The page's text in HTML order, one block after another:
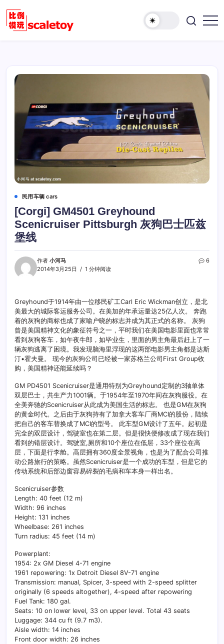
正
欢
型
玩
具
天
地！
民用车辆 cars
[Corgi] GM4501 Greyhound
Scenicruiser Pittsburgh 灰狗巴士匹兹
堡线
作者 小河马
2014年3月25日
1 分钟阅读
6
Greyhound于1914年由一位移民矿工Carl Eric Wickman创立，是北
美最大的城际客运服务公司。在美加的年承运量达25亿人次。 奔跑
着的灰狗的商标也成了家喻户晓的标志并成为其正式的名称。 灰狗
曾是美国精神文化的象征符号之一，平时我们在美国电影里面也常常
看到灰狗客车，如午夜牛郎，如毕业生，里面的男主角最后赶上了一
辆灰狗逃离了困境。我发现脑海里浮现的这两部电影男主角都是达斯
汀•霍夫曼。 现今的灰狗公司已经被一家苏格兰公司First Group收
购，美国精神还能延续吗？
GM PD4501 Scenicruiser是通用特别为Greyhound定制的3轴单体
双层巴士，共生产力1001辆。于1954年至1970年间在灰狗服役。在
全美奔驰的Scenicruiser从此成为美国生活的标志。 也是GM在灰狗
的黄金时代。之后由于灰狗持有了加拿大客车厂商MCI的股份，陆续
把自己的客车替换成了MCI的型号。 此车型GM设计了五年。起初是
完全的双层设计，驾驶室也在第二层。但是很快便修改成了现在我们
看到的错层设计。驾驶室,厕所和10个座位在低层，33个座位在高
层，下面是行李舱。高层拥有360度全景视角，也是为了配合公司推
动公路旅行的策略。虽然Scenicruiser是一个成功的车型，但是它的
传动系统和后部边窗容易碎裂的毛病和车本身一样出名。
Scenicruiser参数
Length: 40 feet (12 m)
Width: 96 inches
Height: 131 inches
Wheelbase: 261 inches
Turn radius: 45 feet (14 m)
Powerplant:
1954: 2x GM Diesel 4-71 engine
1961 repowering: 1x Detroit Diesel 8V-71 engine
Transmission: manual, Spicer, 3-speed with 2-speed splitter
originally (6 speeds altogether), 4-speed after repowering
Fuel Tank: 180 gal.
Seats: 10 on lower level, 33 on upper level. Total 43 seats
Luggage: 344 cu ft (9.7 m3).
Aisle width: 14 inches
Front door width: 26 inches